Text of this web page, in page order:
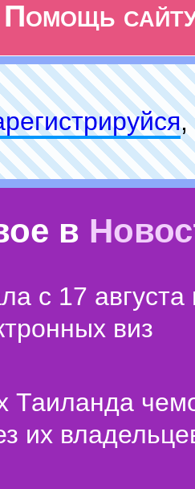
Помощь
,
в
с 17 августа
виз
Таиланда
их